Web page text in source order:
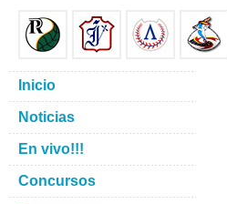
Inicio
Noticias
En vivo!!!
Concursos